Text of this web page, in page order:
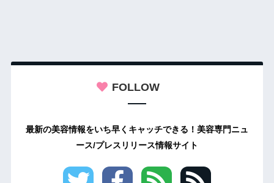
FOLLOW
最新の美容情報をいち早くキャッチできる！美容専門ニュ
ース/プレスリリース情報サイト